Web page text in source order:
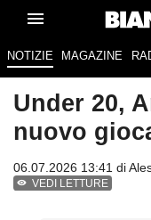
NOTIZIE MAGAZINE
Under 20,
nuovo
06.07.2026 13:41 di
VEDI LETTURE